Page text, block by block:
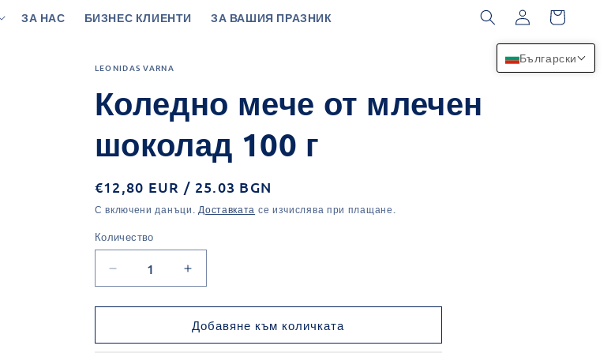
ЗА НАС БИЗНЕС КЛИЕНТИ ЗА ВАШИЯ ПРАЗНИК Влизане Количка
LEONIDAS VARNA
Коледно мече от млечен
шоколад 100 г
Обичайна
цена
€12,80 EUR / 25.03 BGN
С включени данъци.Доставката се изчислява при плащане.
Количество
Количество
Намаляване
на
количеството
Коледно
Увеличаване
на
количеството
за
Коледно
Добавяне към количката
Български